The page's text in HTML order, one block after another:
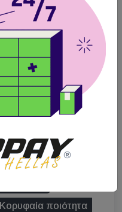
πάχος (με
χειρολαβή)
Άμεση
Αποστολή
Πανελλαδικά
Δωρεάν
Παραλαβή από
BOX NOW
Κορυφαία ποιότητα